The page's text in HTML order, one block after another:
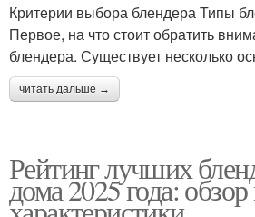
Критерии выбора блендера Типы
Первое, на что стоит обратить
блендера. Существует несколько
читать дальше →
Рейтинг лучших
дома 2025 года: